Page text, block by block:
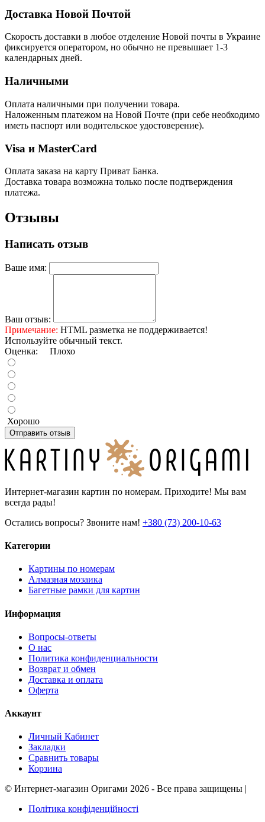
Доставка Новой Почтой
Скорость доставки в любое отделение Новой почты в Украине
фиксируется оператором, но обычно не превышает 1-3
календарных дней.
Наличными
Оплата наличными при получении товара.
Наложенным платежом на Новой Почте (при себе необходимо
иметь паспорт или водительское удостоверение).
Visa и MasterCard
Оплата заказа на карту Приват Банка.
Доставка товара возможна только после подтверждения
платежа.
Отзывы
Написать отзыв
Ваше имя:
Ваш отзыв:
Примечание: HTML разметка не поддерживается!
Используйте обычный текст.
Оценка: Плохо
Хорошо
Отправить отзыв
Интернет-магазин картин по номерам. Приходите! Мы вам
всегда рады!
Остались вопросы? Звоните нам! +380 (73) 200-10-63
Категории
Картины по номерам
Алмазная мозаика
Багетные рамки для картин
Информация
Вопросы-ответы
О нас
Политика конфиденциальности
Возврат и обмен
Доставка и оплата
Оферта
Аккаунт
Личный Кабинет
Закладки
Сравнить товары
Корзина
© Интернет-магазин Оригами 2026 - Все права защищены
Політика конфіденційності